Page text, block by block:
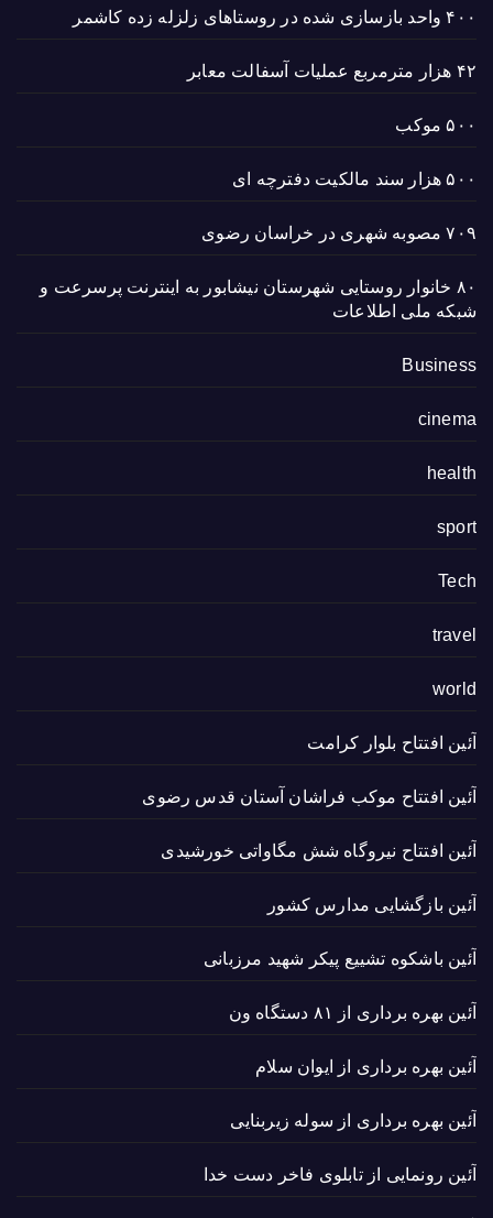
۴۰۰ واحد بازسازی شده در روستاهای زلزله زده کاشمر
۴۲ هزار مترمربع عملیات آسفالت معابر
۵۰۰ موکب
۵۰۰ هزار سند مالکیت دفترچه ای
۷۰۹ مصوبه شهری در خراسان رضوی
۸۰ خانوار روستایی شهرستان نیشابور به اینترنت پرسرعت و
شبکه ملی اطلاعات
Business
cinema
health
sport
Tech
travel
world
آئین افتتاح بلوار کرامت
آئین افتتاح موکب فراشان آستان قدس رضوی
آئین افتتاح نیروگاه شش مگاواتی خورشیدی
آئین بازگشایی مدارس کشور
آئین باشکوه تشییع پیکر شهید مرزبانی
آئین بهره برداری از ۸۱ دستگاه ون
آئین بهره برداری از ایوان سلام
آئین بهره برداری از سوله زیربنایی
آئین رونمایی از تابلوی فاخر دست خدا